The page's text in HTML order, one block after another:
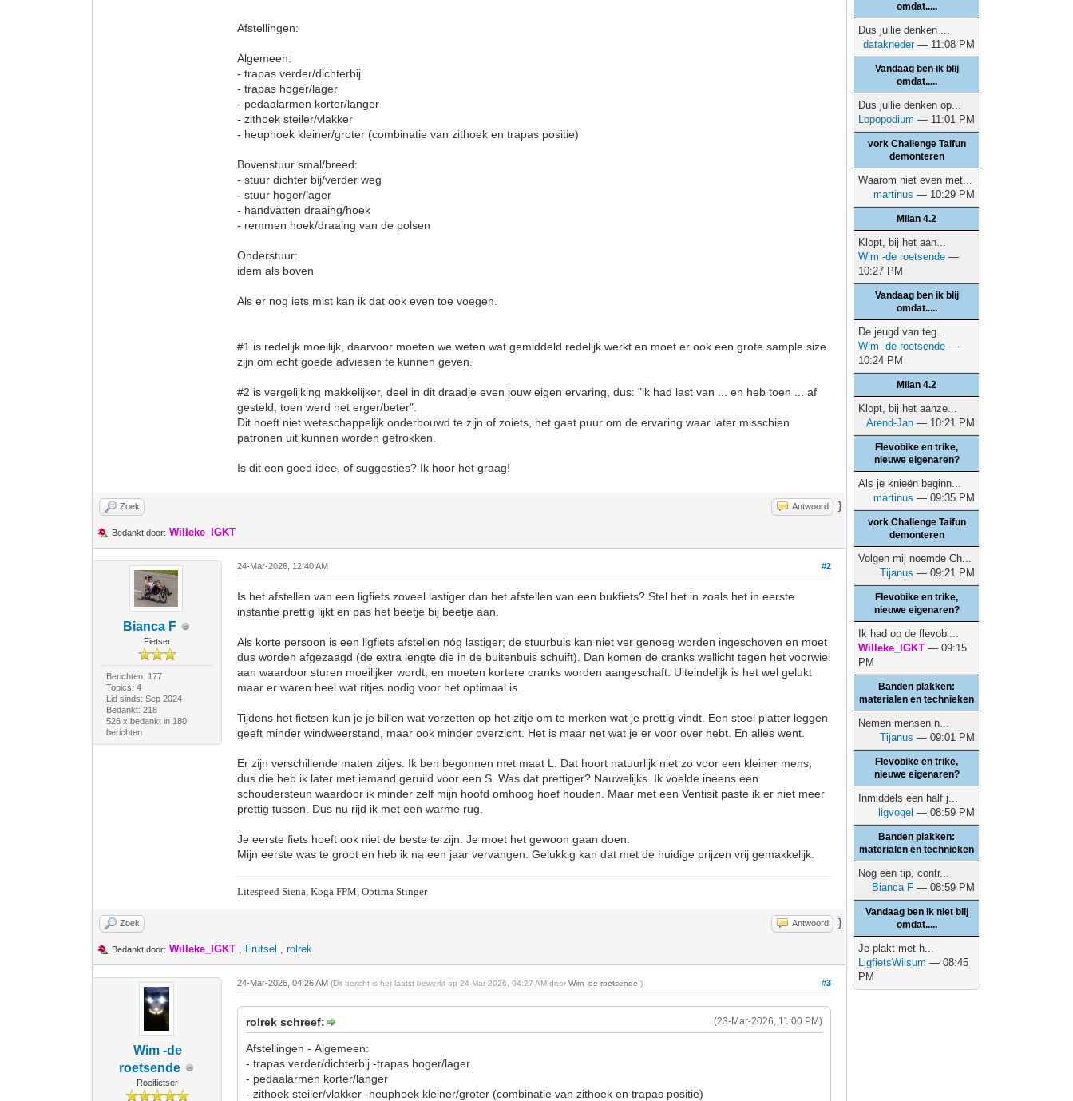
Afstellingen:
Algemeen:
- trapas verder/dichterbij
- trapas hoger/lager
- pedaalarmen korter/langer
- zithoek steiler/vlakker
- heuphoek kleiner/groter (combinatie van zithoek en trapas positie)
Bovenstuur smal/breed:
- stuur dichter bij/verder weg
- stuur hoger/lager
- handvatten draaing/hoek
- remmen hoek/draaing van de polsen
Onderstuur:
idem als boven
Als er nog iets mist kan ik dat ook even toe voegen.
#1 is redelijk moeilijk, daarvoor moeten we weten wat gemiddeld redelijk werkt en moet er ook een grote sample size
zijn om echt goede adviesen te kunnen geven.
#2 is vergelijking makkelijker, deel in dit draadje even jouw eigen ervaring, dus: "ik had last van ... en heb toen ... af
gesteld, toen werd het erger/beter".
Dit hoeft niet weteschappelijk onderbouwd te zijn of zoiets, het gaat puur om de ervaring waar later misschien
patronen uit kunnen worden getrokken.
Is dit een goed idee, of suggesties? Ik hoor het graag!
Zoek Antwoord }
Bedankt door: Willeke_IGKT
Bianca F
Fietser
Berichten: 177
Topics: 4
Lid sinds: Sep 2024
Bedankt: 218
526 x bedankt in 180
berichten
#2
24-Mar-2026, 12:40 AM
Is het afstellen van een ligfiets zoveel lastiger dan het afstellen van een bukfiets? Stel het in zoals het in eerste
instantie prettig lijkt en pas het beetje bij beetje aan.
Als korte persoon is een ligfiets afstellen nóg lastiger; de stuurbuis kan niet ver genoeg worden ingeschoven en moet
dus worden afgezaagd (de extra lengte die in de buitenbuis schuift). Dan komen de cranks wellicht tegen het voorwiel
aan waardoor sturen moeilijker wordt, en moeten kortere cranks worden aangeschaft. Uiteindelijk is het wel gelukt
maar er waren heel wat ritjes nodig voor het optimaal is.
Tijdens het fietsen kun je je billen wat verzetten op het zitje om te merken wat je prettig vindt. Een stoel platter leggen
geeft minder windweerstand, maar ook minder overzicht. Het is maar net wat je er voor over hebt. En alles went.
Er zijn verschillende maten zitjes. Ik ben begonnen met maat L. Dat hoort natuurlijk niet zo voor een kleiner mens,
dus die heb ik later met iemand geruild voor een S. Was dat prettiger? Nauwelijks. Ik voelde ineens een
schoudersteun waardoor ik minder zelf mijn hoofd omhoog hoef houden. Maar met een Ventisit paste ik er niet meer
prettig tussen. Dus nu rijd ik met een warme rug.
Je eerste fiets hoeft ook niet de beste te zijn. Je moet het gewoon gaan doen.
Mijn eerste was te groot en heb ik na een jaar vervangen. Gelukkig kan dat met de huidige prijzen vrij gemakkelijk.
Litespeed Siena, Koga FPM, Optima Stinger
Zoek Antwoord }
Bedankt door: Willeke_IGKT , Frutsel ,rolrek
Wim -de
roetsende
Roeifietser
#3
24-Mar-2026, 04:26 AM(Dit bericht is het laatst bewerkt op 24-Mar-2026, 04:27 AM doorWim -de roetsende .)
(23-Mar-2026, 11:00 PM)
rolrek schreef:
Afstellingen - Algemeen:
- trapas verder/dichterbij -trapas hoger/lager
- pedaalarmen korter/langer
- zithoek steiler/vlakker -heuphoek kleiner/groter (combinatie van zithoek en trapas positie)
omdat.....
Dus jullie denken ...
datakneder— 11:08 PM
Vandaag ben ik blij
omdat.....
Dus jullie denken op...
Lopopodium — 11:01 PM
vork Challenge Taifun
demonteren
Waarom niet even met...
martinus — 10:29 PM
Milan 4.2
Klopt, bij het aan...
Wim -de roetsende —
10:27 PM
Vandaag ben ik blij
omdat.....
De jeugd van teg...
Wim -de roetsende —
10:24 PM
Milan 4.2
Klopt, bij het aanze...
Arend-Jan — 10:21 PM
Flevobike en trike,
nieuwe eigenaren?
Als je knieën beginn...
martinus — 09:35 PM
vork Challenge Taifun
demonteren
Volgen mij noemde Ch...
Tijanus — 09:21 PM
Flevobike en trike,
nieuwe eigenaren?
Ik had op de flevobi...
Willeke_IGKT — 09:15
PM
Banden plakken:
materialen en technieken
Nemen mensen n...
Tijanus — 09:01 PM
Flevobike en trike,
nieuwe eigenaren?
Inmiddels een half j...
ligvogel — 08:59 PM
Banden plakken:
materialen en technieken
Nog een tip, contr...
Bianca F — 08:59 PM
Vandaag ben ik niet blij
omdat.....
Je plakt met h...
LigfietsWilsum — 08:45
PM